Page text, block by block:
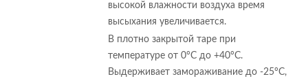
высокой влажности воздуха время
высыхания увеличивается.
В плотно закрытой таре при
температуре от 0°С до +40°С.
Выдерживает замораживание до -25°С,